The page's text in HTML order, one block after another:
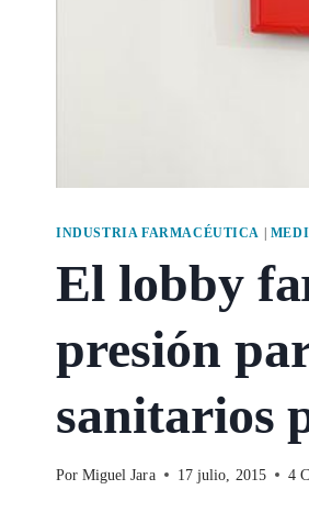
INDUSTRIA FARMACÉUTICA
El lobby
presión
sanitarios
Por Miguel Jara 17 julio, 2015 4